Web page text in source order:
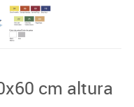
cm altura